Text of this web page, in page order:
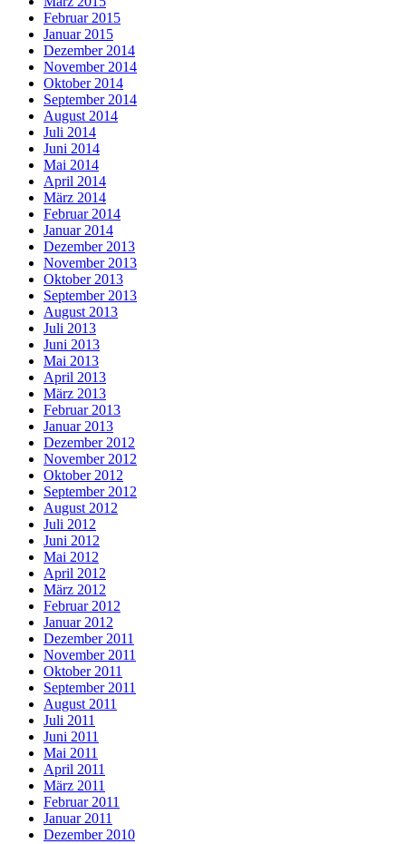
Februar 2015
Januar 2015
Dezember 2014
November 2014
Oktober 2014
September 2014
August 2014
Juli 2014
Juni 2014
Mai 2014
April 2014
März 2014
Februar 2014
Januar 2014
Dezember 2013
November 2013
Oktober 2013
September 2013
August 2013
Juli 2013
Juni 2013
Mai 2013
April 2013
März 2013
Februar 2013
Januar 2013
Dezember 2012
November 2012
Oktober 2012
September 2012
August 2012
Juli 2012
Juni 2012
Mai 2012
April 2012
März 2012
Februar 2012
Januar 2012
Dezember 2011
November 2011
Oktober 2011
September 2011
August 2011
Juli 2011
Juni 2011
Mai 2011
April 2011
März 2011
Februar 2011
Januar 2011
Dezember 2010